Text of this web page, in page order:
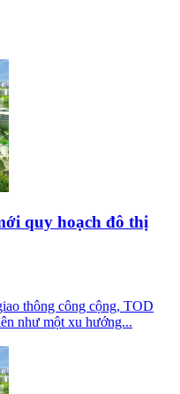
quy hoạch đô thị
thông công cộng, TOD
như một xu hướng...